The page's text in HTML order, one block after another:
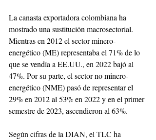
La canasta exportadora colombiana ha
mostrado una sustitución macrosectorial.
Mientras en 2012 el sector minero-
energético (ME) representaba el 71% de lo
que se vendía a EE.UU., en 2022 bajó al
47%. Por su parte, el sector no minero-
energético (NME) pasó de representar el
29% en 2012 al 53% en 2022 y en el primer
semestre de 2023, ascendieron al 63%.
Según cifras de la DIAN, el TLC ha